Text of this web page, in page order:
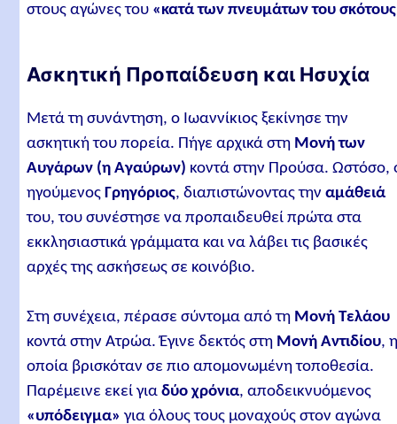
στους αγώνες του «κατά των πνευμάτων του
Ασκητική Προπαίδευση και Ησυχία
Μετά τη συνάντηση, ο Ιωαννίκιος ξεκίνησε την
ασκητική του πορεία. Πήγε αρχικά στη Μονή των
Αυγάρων (η Αγαύρων) κοντά στην Προύσα. Ωστόσο,
ηγούμενος Γρηγόριος, διαπιστώνοντας τηναμάθειά
του, του συνέστησε να προπαιδευθεί πρώτα στα
εκκλησιαστικά γράμματα και να λάβει τις βασικές
αρχές της ασκήσεως σε κοινόβιο.
Στη συνέχεια, πέρασε σύντομα από τη Μονή Τελάου
κοντά στην Ατρώα. Έγινε δεκτός στη Μονή Αντιδίου,
οποία βρισκόταν σε πιο απομονωμένη τοποθεσία.
Παρέμεινε εκεί γιαδύο χρόνια, αποδεικνυόμενος
«υπόδειγμα» για όλους τους μοναχούς στον αγώνα